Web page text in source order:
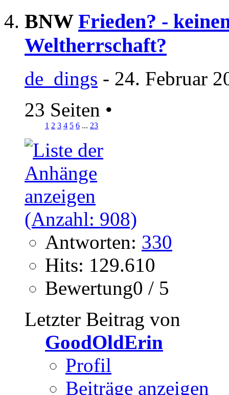
BNW Frieden? -
Weltherrschaft?
de_dings - 24. Februar
23 Seiten •
1 2 3 4 5 6 ... 23
Antworten: 330
Hits: 129.610
Bewertung0 / 5
Letzter Beitrag von
GoodOldErin
Profil
Beiträge anzeigen